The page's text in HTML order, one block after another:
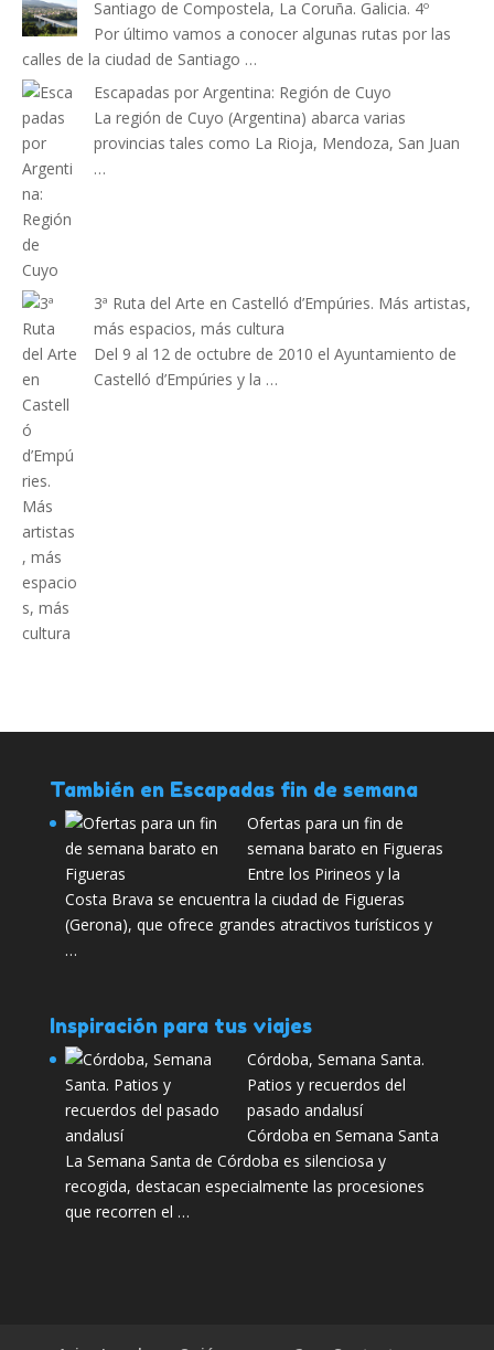
Santiago de Compostela, La Coruña. Galicia. 4º
Por último vamos a conocer algunas rutas por las
calles de la ciudad de Santiago …
Escapadas por Argentina: Región de Cuyo
La región de Cuyo (Argentina) abarca varias
provincias tales como La Rioja, Mendoza, San Juan
…
3ª Ruta del Arte en Castelló d’Empúries. Más artistas,
más espacios, más cultura
Del 9 al 12 de octubre de 2010 el Ayuntamiento de
Castelló d’Empúries y la …
También en Escapadas fin de semana
Ofertas para un fin de
semana barato en Figueras
Entre los Pirineos y la
Costa Brava se encuentra la ciudad de Figueras
(Gerona), que ofrece grandes atractivos turísticos y
…
Inspiración para tus viajes
Córdoba, Semana Santa.
Patios y recuerdos del
pasado andalusí
Córdoba en Semana Santa
La Semana Santa de Córdoba es silenciosa y
recogida, destacan especialmente las procesiones
que recorren el …